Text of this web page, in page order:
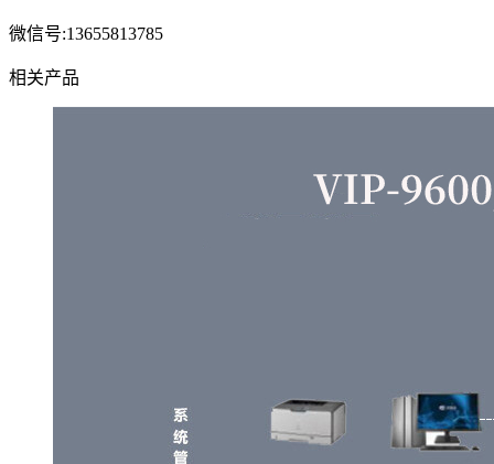
微信号:13655813785
相关产品